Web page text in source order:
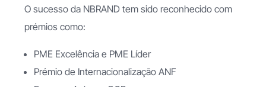
O sucesso da NBRAND tem sido reconhecido com
prémios como:
PME Excelência e PME Líder
Prémio de Internacionalização ANF